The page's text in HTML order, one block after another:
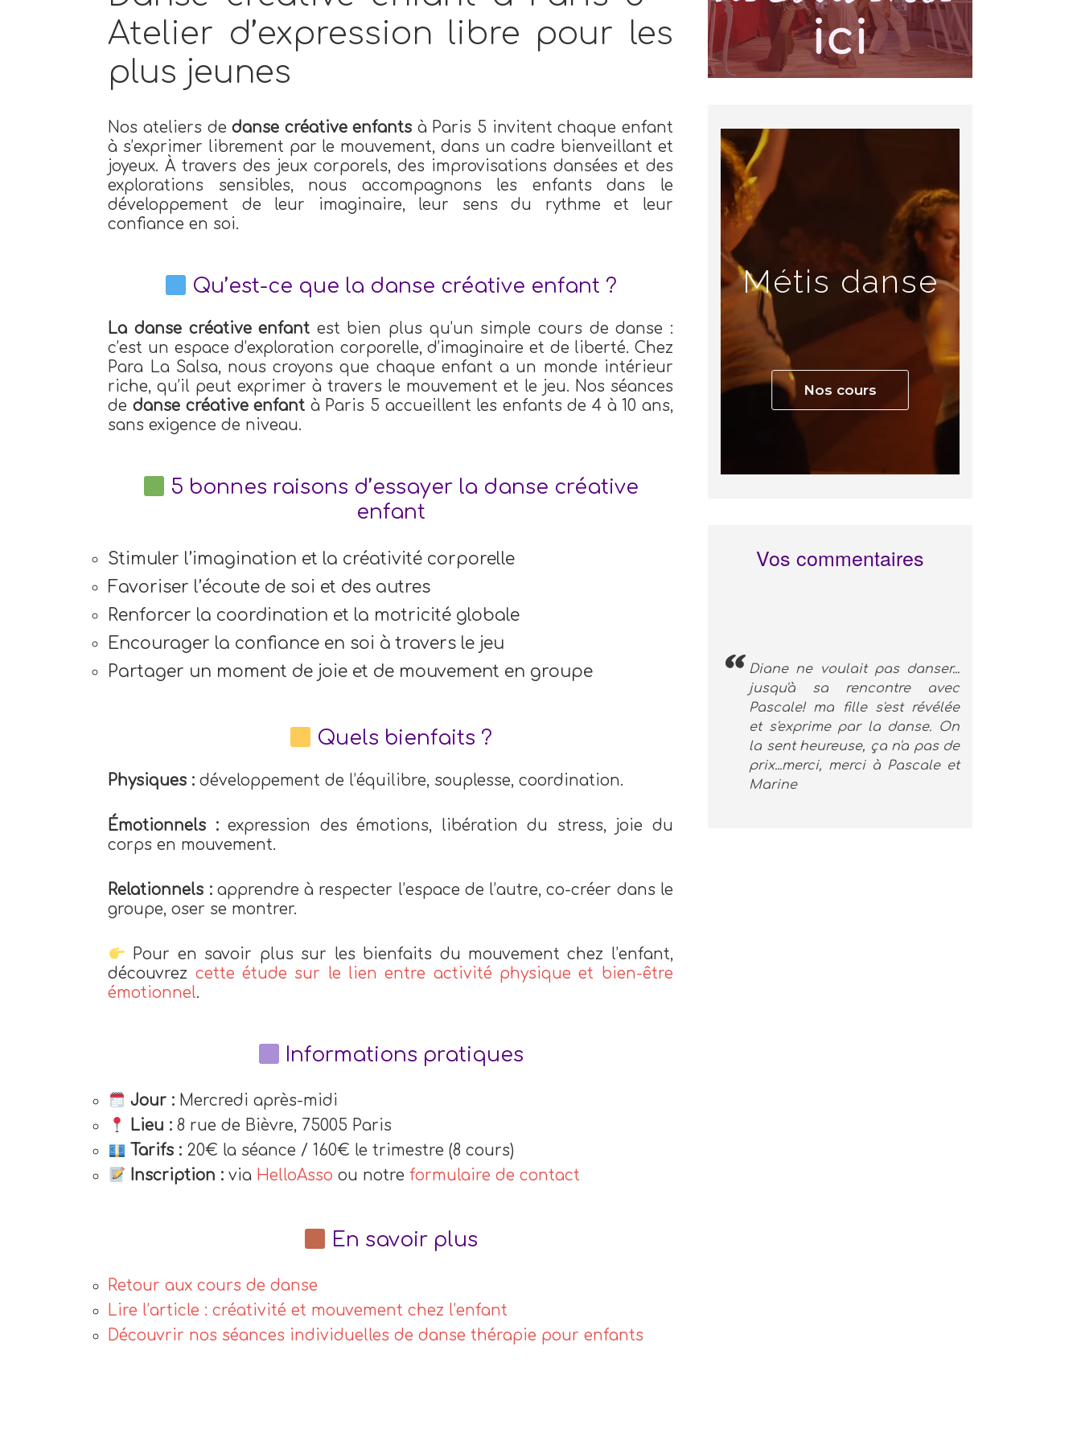
Atelier d’expression libre pour les
plus jeunes
Nos ateliers dedanse créative enfants à Paris 5 invitent chaque enfant
à s’exprimer librement par le mouvement, dans un cadre bienveillant et
joyeux. À travers des jeux corporels, des improvisations dansées et des
explorations sensibles, nous accompagnons les enfants dans le
développement de leur imaginaire, leur sens du rythme et leur
confiance en soi.
Qu’est-ce que la danse créative enfant ?
La danse créative enfant est bien plus qu’un simple cours de danse :
c’est un espace d’exploration corporelle, d’imaginaire et de liberté. Chez
Para La Salsa, nous croyons que chaque enfant a un monde intérieur
riche, qu’il peut exprimer à travers le mouvement et le jeu. Nos séances
de danse créative enfant à Paris 5 accueillent les enfants de 4 à 10 ans,
sans exigence de niveau.
5 bonnes raisons d’essayer la danse créative
enfant
Stimuler l’imagination et la créativité corporelle
Favoriser l’écoute de soi et des autres
Renforcer la coordination et la motricité globale
Encourager la confiance en soi à travers le jeu
Partager un moment de joie et de mouvement en groupe
Quels bienfaits ?
Physiques : développement de l’équilibre, souplesse, coordination.
Émotionnels :expression des émotions, libération du stress, joie du
corps en mouvement.
Relationnels :apprendre à respecter l’espace de l’autre, co-créer dans le
groupe, oser se montrer.
Pour en savoir plus sur les bienfaits du mouvement chez l’enfant,
découvrez cette étude sur le lien entre activité physique et bien-être
émotionnel.
Informations pratiques
Jour : Mercredi après-midi
Lieu : 8 rue de Bièvre, 75005 Paris
Tarifs : 20€ la séance / 160€ le trimestre (8 cours)
Inscription : via HelloAsso ou notreformulaire de contact
En savoir plus
Retour aux cours de danse
Lire l’article : créativité et mouvement chez l’enfant
Découvrir nos séances individuelles de danse thérapie pour enfants
Métis danse
Nos cours
Vos commentaires
Diane ne voulait pas danser...
jusqu'à sa rencontre avec
Pascale! ma fille s'est révélée
et s'exprime par la danse. On
la sent heureuse, ça n'a pas de
prix...merci, merci à Pascale et
Marine